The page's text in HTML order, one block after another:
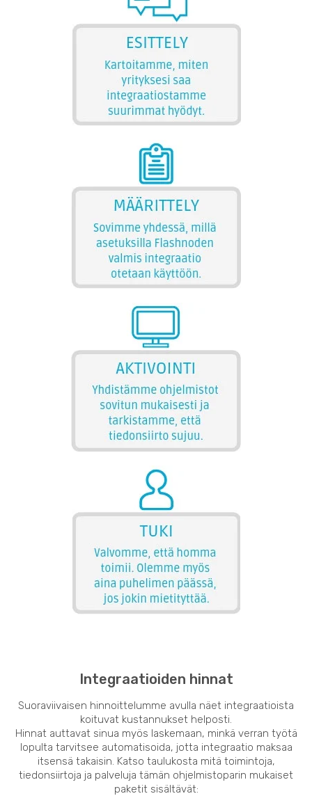
Integraatioiden hinnat
Suoraviivaisen hinnoittelumme avulla näet integraatioista
koituvat kustannukset helposti.
Hinnat auttavat sinua myös laskemaan, minkä verran työtä
lopulta tarvitsee automatisoida, jotta integraatio maksaa
itsensä takaisin. Katso taulukosta mitä toimintoja,
tiedonsiirtoja ja palveluja tämän ohjelmistoparin mukaiset
paketit sisältävät: